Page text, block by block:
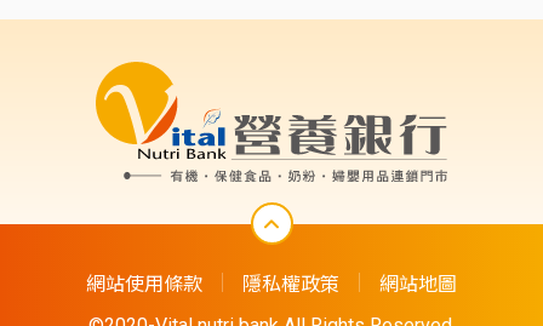
網站使用條款 隱私權政策 網站地圖